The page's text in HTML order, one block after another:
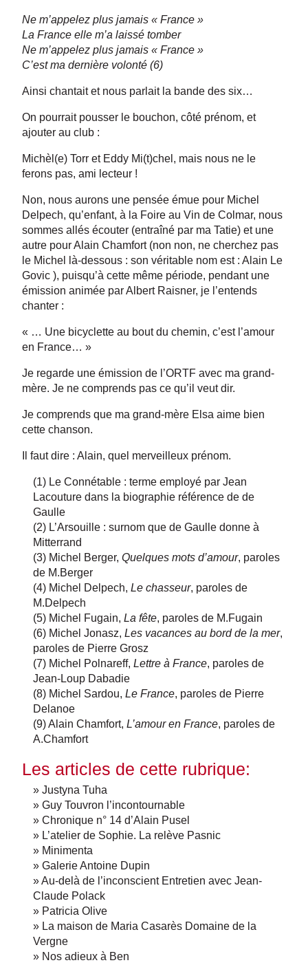
Ne m’appelez plus jamais « France »
La France elle m’a laissé tomber
Ne m’appelez plus jamais « France »
C’est ma dernière volonté (6)
Ainsi chantait et nous parlait la bande des six…
On pourrait pousser le bouchon, côté prénom, et
ajouter au club :
Michèl(e) Torr et Eddy Mi(t)chel, mais nous ne le
ferons pas, ami lecteur !
Non, nous aurons une pensée émue pour Michel
Delpech, qu’enfant, à la Foire au Vin de Colmar, nous
sommes allés écouter (entraîné par ma Tatie) et une
autre pour Alain Chamfort (non non, ne cherchez pas
le Michel là-dessous : son véritable nom est : Alain Le
Govic ), puisqu’à cette même période, pendant une
émission animée par Albert Raisner, je l’entends
chanter :
« … Une bicyclette au bout du chemin, c’est l’amour
en France… »
Je regarde une émission de l’ORTF avec ma grand-
mère. Je ne comprends pas ce qu’il veut dir.
Je comprends que ma grand-mère Elsa aime bien
cette chanson.
Il faut dire : Alain, quel merveilleux prénom.
(1) Le Connétable : terme employé par Jean
Lacouture dans la biographie référence de de
Gaulle
(2) L’Arsouille : surnom que de Gaulle donne à
Mitterrand
(3) Michel Berger, Quelques mots d’amour, paroles
de M.Berger
(4) Michel Delpech, Le chasseur, paroles de
M.Delpech
(5) Michel Fugain, La fête, paroles de M.Fugain
(6) Michel Jonasz, Les vacances au bord de la mer,
paroles de Pierre Grosz
(7) Michel Polnareff, Lettre à France, paroles de
Jean-Loup Dabadie
(8) Michel Sardou, Le France, paroles de Pierre
Delanoe
(9) Alain Chamfort, L’amour en France, paroles de
A.Chamfort
Les articles de cette rubrique:
» Justyna Tuha
» Guy Touvron l’incontournable
» Chronique n° 14 d’Alain Pusel
» L’atelier de Sophie. La relève Pasnic
» Minimenta
» Galerie Antoine Dupin
» Au-delà de l’inconscient Entretien avec Jean-
Claude Polack
» Patricia Olive
» La maison de Maria Casarès Domaine de la
Vergne
» Nos adieux à Ben